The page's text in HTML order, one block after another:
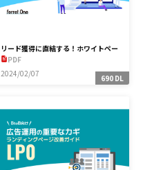
リード獲得に直結する！ホワイトペー
パー作成ガイド
PDF
2024/02/07
690 DL